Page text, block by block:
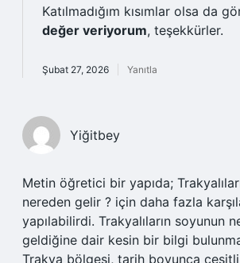
Katılmadığım kısımlar olsa da
değer veriyorum, teşekkürler.
Şubat 27, 2026 Yanıtla
Yiğitbey
Metin öğretici bir yapıda;
nereden gelir ? için daha fazla
yapılabilirdi. Trakyalıların soyunun
geldiğine dair kesin bir bilgi
Trakya bölgesi, tarih boyunca